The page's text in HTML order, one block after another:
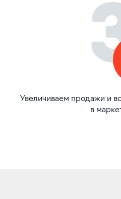
Увеличиваем продажи и
в